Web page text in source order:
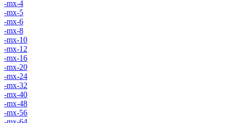
-mx-4
-mx-5
-mx-6
-mx-8
-mx-10
-mx-12
-mx-16
-mx-20
-mx-24
-mx-32
-mx-40
-mx-48
-mx-56